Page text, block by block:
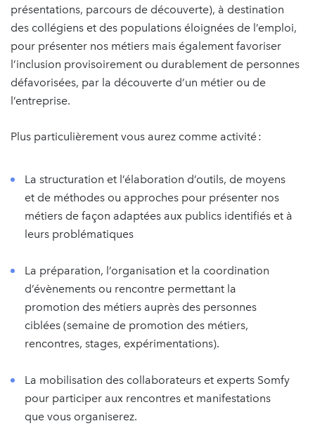
présentations, parcours de découverte), à destination
des collégiens et des populations éloignées de l’emploi,
pour présenter nos métiers mais également favoriser
l’inclusion provisoirement ou durablement de personnes
défavorisées, par la découverte d’un métier ou de
l’entreprise.
Plus particulièrement vous aurez comme activité :
La structuration et l’élaboration d’outils, de moyens
et de méthodes ou approches pour présenter nos
métiers de façon adaptées aux publics identifiés et à
leurs problématiques
La préparation, l’organisation et la coordination
d’évènements ou rencontre permettant la
promotion des métiers auprès des personnes
ciblées (semaine de promotion des métiers,
rencontres, stages, expérimentations).
La mobilisation des collaborateurs et experts Somfy
pour participer aux rencontres et manifestations
que vous organiserez.